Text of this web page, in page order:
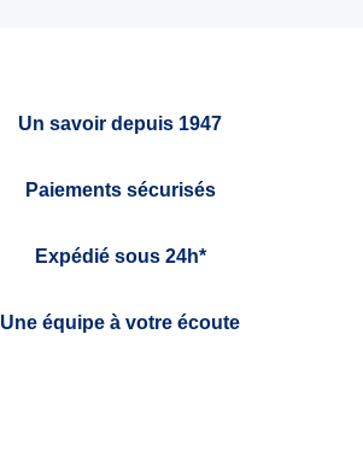
Un savoir depuis 1947
Paiements sécurisés
Expédié sous 24h*
Une équipe à votre écoute